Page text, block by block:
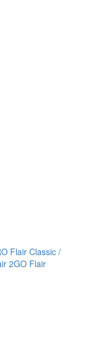
Flair Classic /
2GO Flair